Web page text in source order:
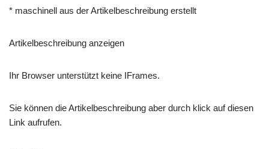
* maschinell aus der Artikelbeschreibung erstellt
Artikelbeschreibung anzeigen
Ihr Browser unterstützt keine IFrames.
Sie können die Artikelbeschreibung aber durch klick auf diesen
Link aufrufen.